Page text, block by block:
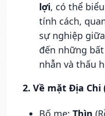
lợi, có thể
tính cách,
sự nghiệp
đến những
nhẫn và thấu
2. Về mặt Địa Chi
Bố mẹ: Thìn